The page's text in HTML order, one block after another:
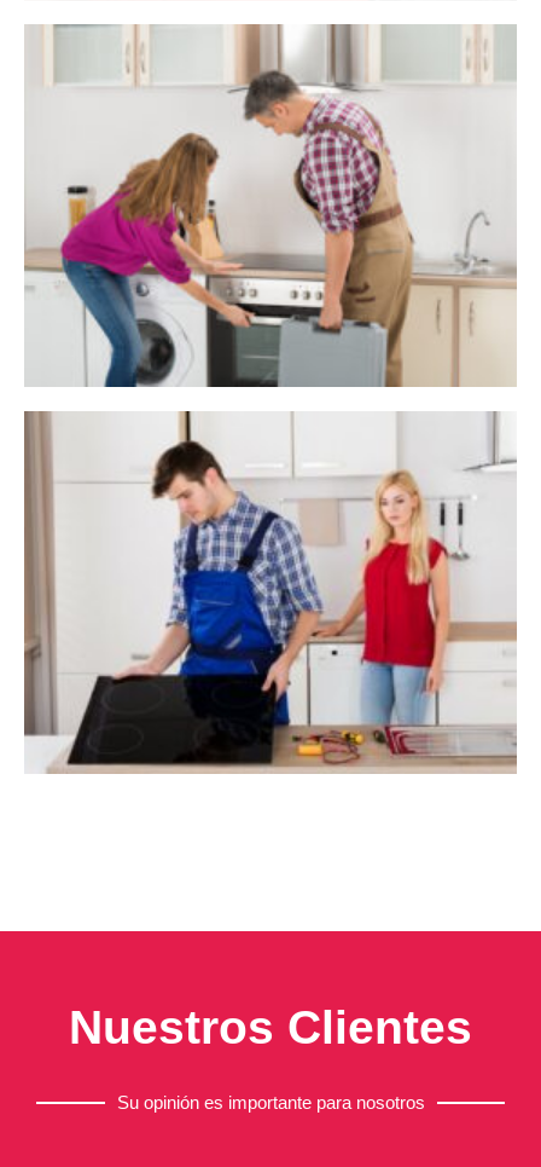
Nuestros Clientes
Su opinión es importante para nosotros